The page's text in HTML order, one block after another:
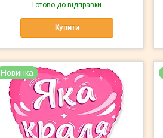
Готово до відправки
Купити
Новинка